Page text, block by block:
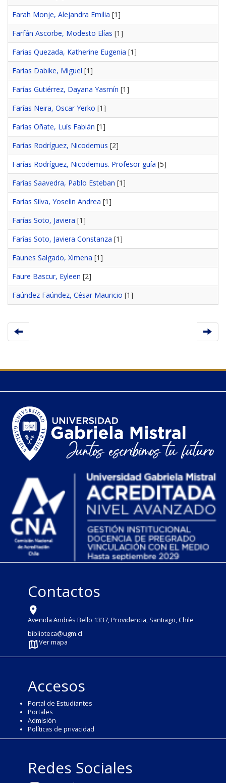
Farah Monje, Alejandra Emilia [1]
Farfán Ascorbe, Modesto Elías [1]
Farias Quezada, Katherine Eugenia [1]
Farías Dabike, Miguel [1]
Farías Gutiérrez, Dayana Yasmín [1]
Farías Neira, Oscar Yerko [1]
Farías Oñate, Luís Fabián [1]
Farías Rodríguez, Nicodemus [2]
Farías Rodríguez, Nicodemus. Profesor guía [5]
Farías Saavedra, Pablo Esteban [1]
Farías Silva, Yoselin Andrea [1]
Farías Soto, Javiera [1]
Farías Soto, Javiera Constanza [1]
Faunes Salgado, Ximena [1]
Faure Bascur, Eyleen [2]
Faúndez Faúndez, César Mauricio [1]
Contactos
Avenida Andrés Bello 1337, Providencia, Santiago, Chile
biblioteca@ugm.cl
Ver mapa
Accesos
Portal de Estudiantes
Portales
Admisión
Políticas de privacidad
Redes Sociales